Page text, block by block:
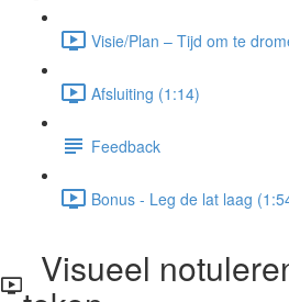
Visie/Plan – Tijd om te
Afsluiting (1:14)
Feedback
Bonus - Leg de lat laag
Visueel